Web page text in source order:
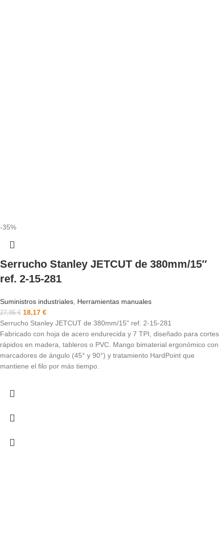
-35%
Serrucho Stanley JETCUT de 380mm/15″
ref. 2-15-281
Suministros industriales, Herramientas manuales
27,95€ 18,17 €
Serrucho Stanley JETCUT de 380mm/15" ref. 2-15-281
Fabricado con hoja de acero endurecida y 7 TPI, diseñado para cortes
rápidos en madera, tableros o PVC. Mango bimaterial ergonómico con
marcadores de ángulo (45° y 90°) y tratamiento HardPoint que
mantiene el filo por más tiempo.